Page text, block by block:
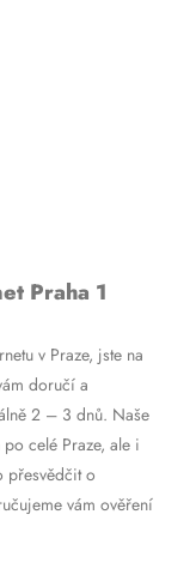
Praha 1
v Praze, jste na
doručí a
2 – 3 dnů. Naše
celé Praze, ale i
přesvědčit o
vám ověření